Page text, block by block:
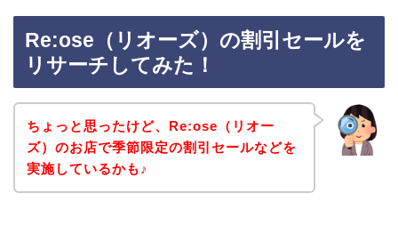
Re:ose（リオーズ）の割引セールを
リサーチしてみた！
ちょっと思ったけど、Re:ose（リオー
ズ）のお店で季節限定の割引セールなどを
実施しているかも♪